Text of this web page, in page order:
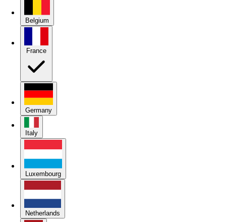
Belgium
Germany
Italy
Luxembourg
Netherlands